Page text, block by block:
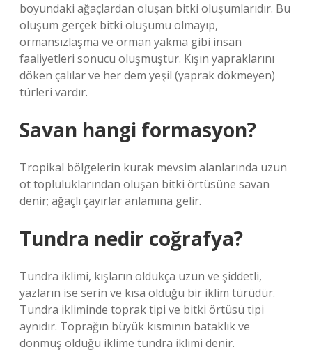
boyundaki ağaçlardan oluşan bitki oluşumlarıdır. Bu
oluşum gerçek bitki oluşumu olmayıp,
ormansızlaşma ve orman yakma gibi insan
faaliyetleri sonucu oluşmuştur. Kışın yapraklarını
döken çalılar ve her dem yeşil (yaprak dökmeyen)
türleri vardır.
Savan hangi formasyon?
Tropikal bölgelerin kurak mevsim alanlarında uzun
ot topluluklarından oluşan bitki örtüsüne savan
denir; ağaçlı çayırlar anlamına gelir.
Tundra nedir coğrafya?
Tundra iklimi, kışların oldukça uzun ve şiddetli,
yazların ise serin ve kısa olduğu bir iklim türüdür.
Tundra ikliminde toprak tipi ve bitki örtüsü tipi
aynıdır. Toprağın büyük kısmının bataklık ve
donmuş olduğu iklime tundra iklimi denir.